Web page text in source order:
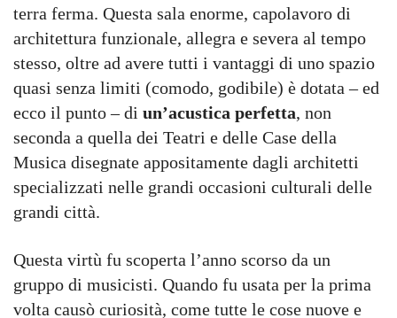
terra ferma. Questa sala enorme, capolavoro di
architettura funzionale, allegra e severa al tempo
stesso, oltre ad avere tutti i vantaggi di uno spazio
quasi senza limiti (comodo, godibile) è dotata – ed
ecco il punto – di un’acustica perfetta, non
seconda a quella dei Teatri e delle Case della
Musica disegnate appositamente dagli architetti
specializzati nelle grandi occasioni culturali delle
grandi città.
Questa virtù fu scoperta l’anno scorso da un
gruppo di musicisti. Quando fu usata per la prima
volta causò curiosità, come tutte le cose nuove e